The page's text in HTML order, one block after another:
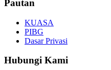
Pautan
KUASA
PIBG
Dasar Privasi
Hubungi Kami